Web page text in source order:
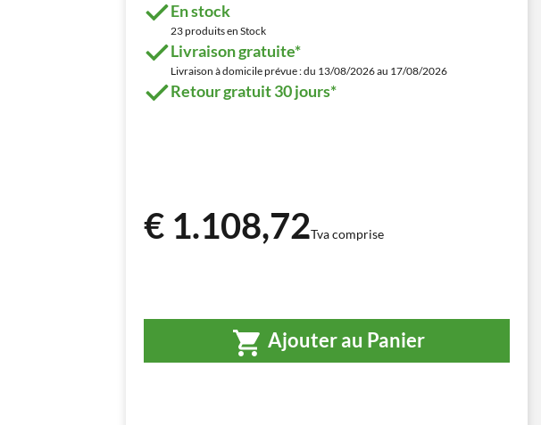
En stock
23 produits en Stock
Livraison gratuite*
Livraison à domicile prévue : du 13/08/2026 au 17/08/2026
Retour gratuit 30 jours*
€ 1.108,72Tva comprise
Ajouter au Panier